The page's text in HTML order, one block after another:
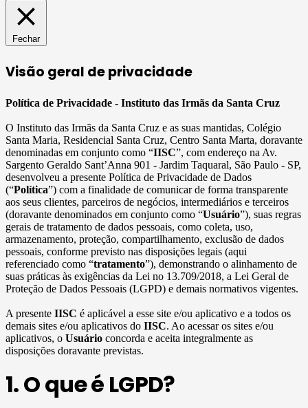
Fechar
Visão geral de privacidade
Política de Privacidade - Instituto das Irmãs da Santa Cruz
O Instituto das Irmãs da Santa Cruz e as suas mantidas, Colégio
Santa Maria, Residencial Santa Cruz, Centro Santa Marta, doravante
denominadas em conjunto como “IISC”, com endereço na Av.
Sargento Geraldo Sant’Anna 901 - Jardim Taquaral, São Paulo - SP,
desenvolveu a presente Política de Privacidade de Dados
(“Política”) com a finalidade de comunicar de forma transparente
aos seus clientes, parceiros de negócios, intermediários e terceiros
(doravante denominados em conjunto como “Usuário”), suas regras
gerais de tratamento de dados pessoais, como coleta, uso,
armazenamento, proteção, compartilhamento, exclusão de dados
pessoais, conforme previsto nas disposições legais (aqui
referenciado como “tratamento”), demonstrando o alinhamento de
suas práticas às exigências da Lei no 13.709/2018, a Lei Geral de
Proteção de Dados Pessoais (LGPD) e demais normativos vigentes.
A presente IISC é aplicável a esse site e/ou aplicativo e a todos os
demais sites e/ou aplicativos do IISC. Ao acessar os sites e/ou
aplicativos, o Usuário concorda e aceita integralmente as
disposições doravante previstas.
1. O que é LGPD?